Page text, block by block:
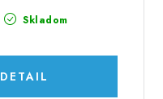
Skladom
DETAIL